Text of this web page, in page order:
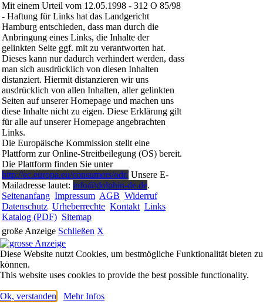
Mit einem Urteil vom 12.05.1998 - 312 O 85/98
- Haftung für Links hat das Landgericht
Hamburg entschieden, dass man durch die
Anbringung eines Links, die Inhalte der
gelinkten Seite ggf. mit zu verantworten hat.
Dieses kann nur dadurch verhindert werden, dass
man sich ausdrücklich von diesen Inhalten
distanziert. Hiermit distanzieren wir uns
ausdrücklich von allen Inhalten, aller gelinkten
Seiten auf unserer Homepage und machen uns
diese Inhalte nicht zu eigen. Diese Erklärung gilt
für alle auf unserer Homepage angebrachten
Links.
Die Europäische Kommission stellt eine
Plattform zur Online-Streitbeilegung (OS) bereit.
Die Plattform finden Sie unter
http://ec.europa.eu/consumers/odr/Unsere E-
Mailadresse lautet: info@dolphin-de.de.
Seitenanfang Impressum AGB Widerruf
Datenschutz Urheberrechte Kontakt Links
Katalog (PDF) Sitemap
große Anzeige Schließen X
Diese Website nutzt Cookies, um bestmögliche Funktionalität bieten zu
können.
This website uses cookies to provide the best possible functionality.
Ok, verstanden Mehr Infos